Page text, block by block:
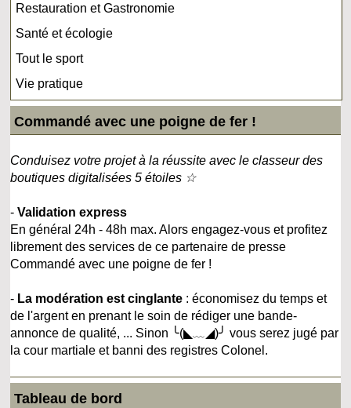
Restauration et Gastronomie
Santé et écologie
Tout le sport
Vie pratique
Commandé avec une poigne de fer !
Conduisez votre projet à la réussite avec le classeur des
boutiques digitalisées 5 étoiles ☆
-Validation express
En général 24h - 48h max. Alors engagez-vous et profitez
librement des services de ce partenaire de presse
Commandé avec une poigne de fer !
- La modération est cinglante : économisez du temps et
de l'argent en prenant le soin de rédiger une bande-
annonce de qualité, ... Sinon ╰(◣﹏◢)╯ vous serez jugé par
la cour martiale et banni des registres Colonel.
Tableau de bord